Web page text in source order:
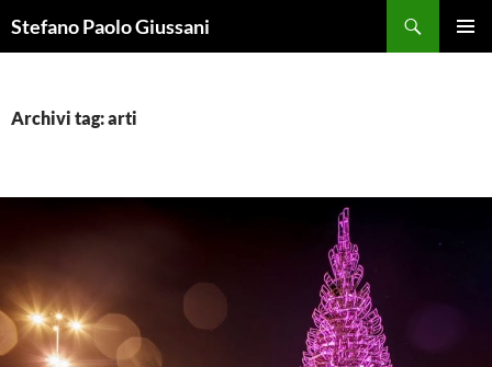
alStefano Paolo Giussani
Archivi tag: arti